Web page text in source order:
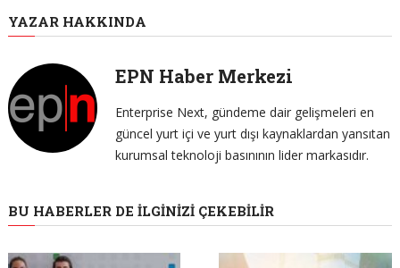
YAZAR HAKKINDA
EPN Haber Merkezi
Enterprise Next, gündeme dair gelişmeleri en
güncel yurt içi ve yurt dışı kaynaklardan yansıtan
kurumsal teknoloji basınının lider markasıdır.
BU HABERLER DE İLGINIZI ÇEKEBILIR